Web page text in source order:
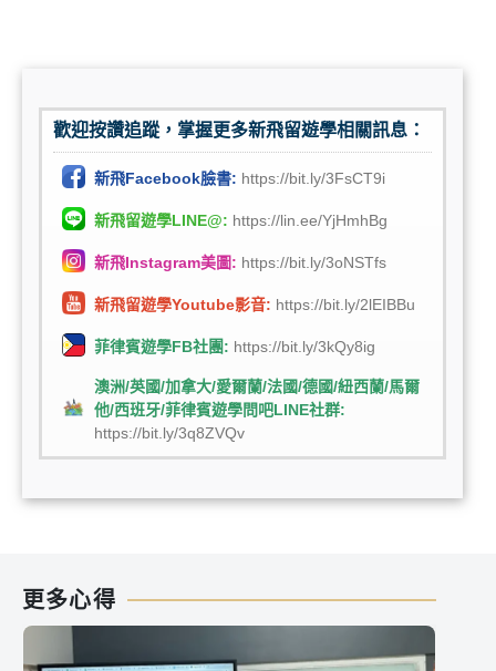
歡迎按讚追蹤，掌握更多新飛留遊學相關訊息：
新飛Facebook臉書: https://bit.ly/3FsCT9i
新飛留遊學LINE@: https://lin.ee/YjHmhBg
新飛Instagram美圖: https://bit.ly/3oNSTfs
新飛留遊學Youtube影音: https://bit.ly/2lEIBBu
菲律賓遊學FB社團: https://bit.ly/3kQy8ig
澳洲/英國/加拿大/愛爾蘭/法國/德國/紐西蘭/馬爾
他/西班牙/菲律賓遊學問吧LINE社群:
https://bit.ly/3q8ZVQv
更多心得